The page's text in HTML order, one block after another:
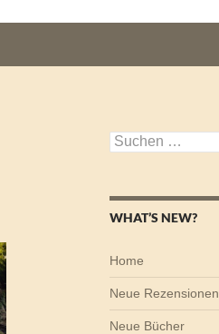
Suchen
nach:
WHAT’S NEW?
Home
Neue Rezensionen
Neue Bücher